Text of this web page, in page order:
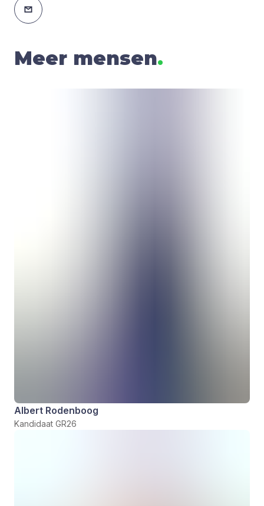
Meer mensen.
Albert Rodenboog
Kandidaat GR26